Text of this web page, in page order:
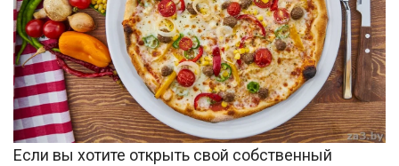
Если вы хотите открыть свой собственный